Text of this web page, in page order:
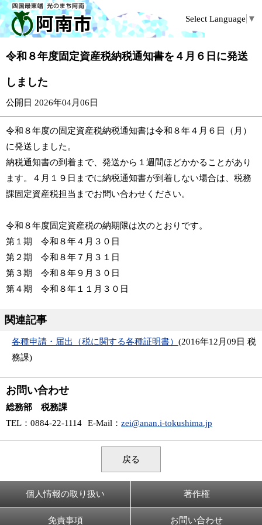
Select Language ▼
令和８年度固定資産税納税通知書を４月６日に発送
しました
公開日 2026年04月06日
令和８年度の固定資産税納税通知書は令和８年４月６日（月）
に発送しました。
納税通知書の到着まで、発送から１週間ほどかかることがあり
ます。４月１９日までに納税通知書が到着しない場合は、税務
課固定資産税担当までお問い合わせください。
令和８年度固定資産税の納期限は次のとおりです。
第１期 令和８年４月３０日
第２期 令和８年７月３１日
第３期 令和８年９月３０日
第４期 令和８年１１月３０日
関連記事
各種申請・届出（税に関する各種証明書） (2016年12月09日 税
務課)
お問い合わせ
総務部 税務課
TEL ：0884-22-1114 E-Mail ： zei@anan.i-tokushima.jp
戻る
個人情報の取り扱い 著作権
免責事項 お問い合わせ